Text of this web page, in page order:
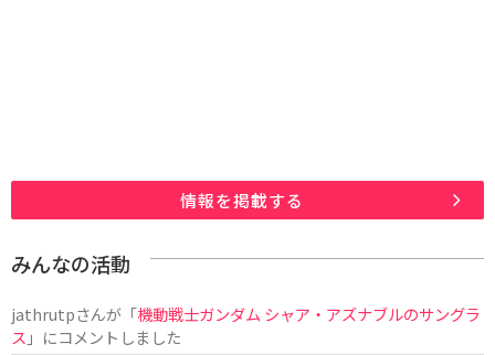
情報を掲載する
みんなの活動
jathrutpさんが「機動戦士ガンダム シャア・アズナブルのサングラ
ス 」にコメントしました